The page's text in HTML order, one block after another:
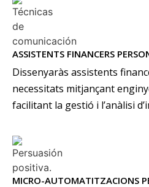
ASSISTENTS FINANCERS
Dissenyaràs assistents
necessitats mitjançant
facilitant la gestió i l’anàlisi
MICRO-AUTOMATITZACIONS